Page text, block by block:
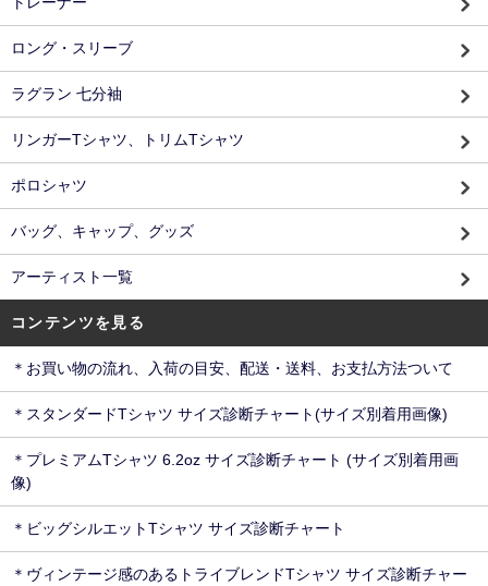
ロング・スリーブ
ラグラン 七分袖
リンガーTシャツ、トリムTシャツ
ポロシャツ
バッグ、キャップ、グッズ
アーティスト一覧
コンテンツを見る
＊お買い物の流れ、入荷の目安、配送・送料、お支払方法ついて
＊スタンダードTシャツ サイズ診断チャート(サイズ別着用画像)
＊プレミアムTシャツ 6.2oz サイズ診断チャート (サイズ別着用画
像)
＊ビッグシルエットTシャツ サイズ診断チャート
＊ヴィンテージ感のあるトライブレンドTシャツ サイズ診断チャー